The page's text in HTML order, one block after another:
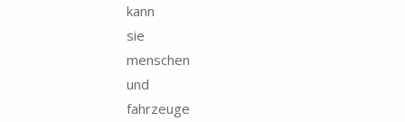
kann
sie
menschen
und
fahrzeuge